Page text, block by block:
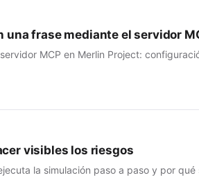
una frase mediante el servidor
MCP en Merlin Project:
visibles los riesgos
la simulación paso a paso y por qué